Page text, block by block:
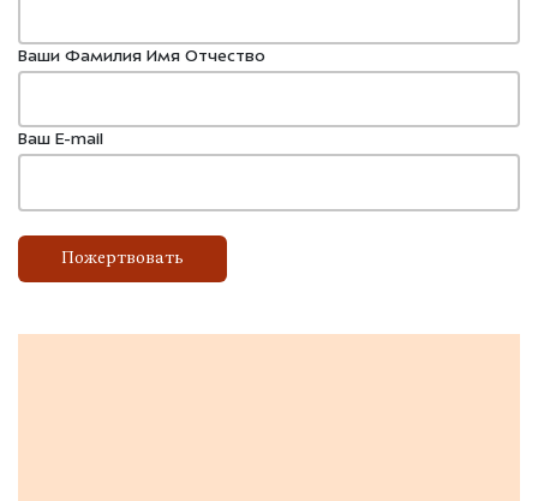
Ваши Фамилия Имя Отчество
Ваш E-mail
Пожертвовать